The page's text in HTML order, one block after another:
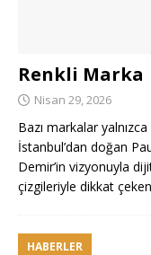
Renkli Marka
Nisan 29, 2026
Bazı markalar
İstanbul’dan doğan
Demir’in vizyonuyla
çizgileriyle dikkat
HABERLER